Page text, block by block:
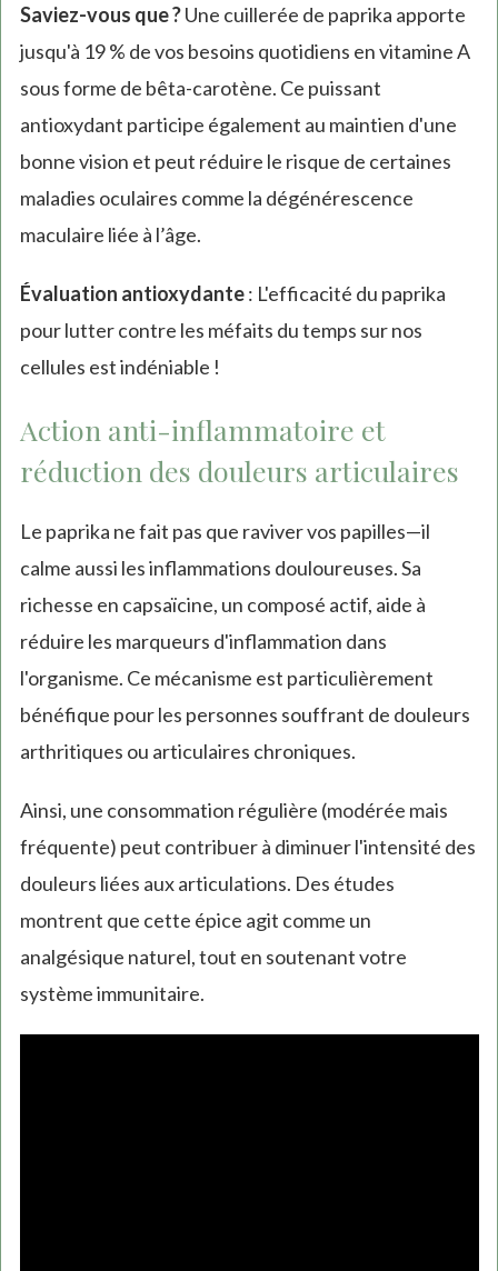
Saviez-vous que ?Une cuillerée de paprika apporte
jusqu'à 19 % de vos besoins quotidiens en vitamine A
sous forme de bêta-carotène. Ce puissant
antioxydant participe également au maintien d'une
bonne vision et peut réduire le risque de certaines
maladies oculaires comme la dégénérescence
maculaire liée à l’âge.
Évaluation antioxydante: L'efficacité du paprika
pour lutter contre les méfaits du temps sur nos
cellules est indéniable !
Action anti-inflammatoire et
réduction des douleurs articulaires
Le paprika ne fait pas que raviver vos papilles—il
calme aussi les inflammations douloureuses. Sa
richesse en capsaïcine, un composé actif, aide à
réduire les marqueurs d'inflammation dans
l'organisme. Ce mécanisme est particulièrement
bénéfique pour les personnes souffrant de douleurs
arthritiques ou articulaires chroniques.
Ainsi, une consommation régulière (modérée mais
fréquente) peut contribuer à diminuer l'intensité des
douleurs liées aux articulations. Des études
montrent que cette épice agit comme un
analgésique naturel, tout en soutenant votre
système immunitaire.